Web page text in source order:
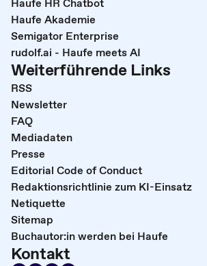
Haufe HR Chatbot
Haufe Akademie
Semigator Enterprise
rudolf.ai - Haufe meets AI
Weiterführende Links
RSS
Newsletter
FAQ
Mediadaten
Presse
Editorial Code of Conduct
Redaktionsrichtlinie zum KI-Einsatz
Netiquette
Sitemap
Buchautor:in werden bei Haufe
Kontakt